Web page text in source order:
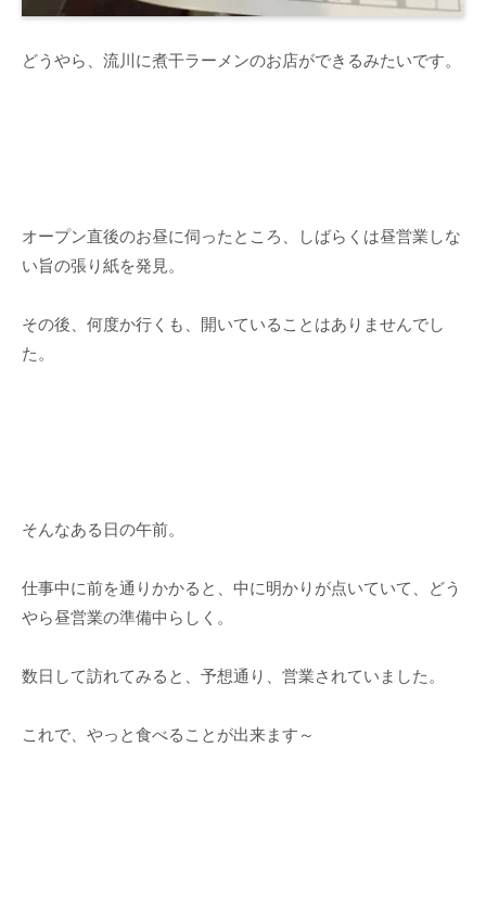
どうやら、流川に煮干ラーメンのお店ができるみたいです。
オープン直後のお昼に伺ったところ、しばらくは昼営業しな
い旨の張り紙を発見。
その後、何度か行くも、開いていることはありませんでし
た。
そんなある日の午前。
仕事中に前を通りかかると、中に明かりが点いていて、どう
やら昼営業の準備中らしく。
数日して訪れてみると、予想通り、営業されていました。
これで、やっと食べることが出来ます～